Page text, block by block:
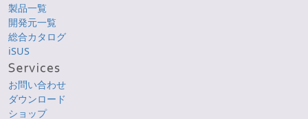
製品一覧
開発元一覧
総合カタログ
iSUS
お問い合わせ
ダウンロード
ショップ